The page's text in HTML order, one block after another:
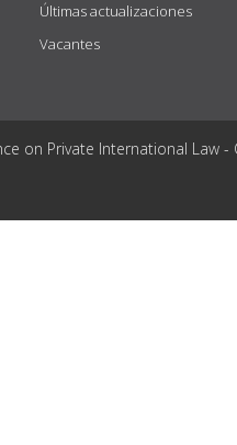
Últimas actualizaciones
Vacantes
on Private International Law